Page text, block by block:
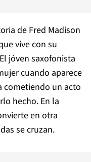
de Fred Madison
vive con su
jóven saxofonista
cuando aparece
cometiendo un acto
hecho. En la
en otra
se cruzan.